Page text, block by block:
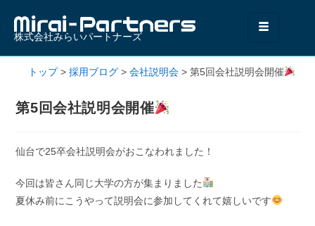
株式会社みらいパートナーズ
トップ> 採用ブログ > 会社説明会 > 第5回会社説明会開催
第5回会社説明会開催
仙台で25卒会社説明会がおこなわれました！
今回は皆さん同じ大学の方が集まりました
夏休み前にこうやって説明会に参加してくれて嬉しいです